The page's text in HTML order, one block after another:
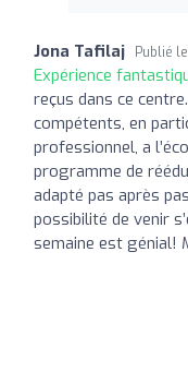
Jona Tafilaj Publié le
Expérience
reçus dans ce
compétents, en
professionnel, a
programme de
adapté pas après
possibilité de venir
semaine est génial!